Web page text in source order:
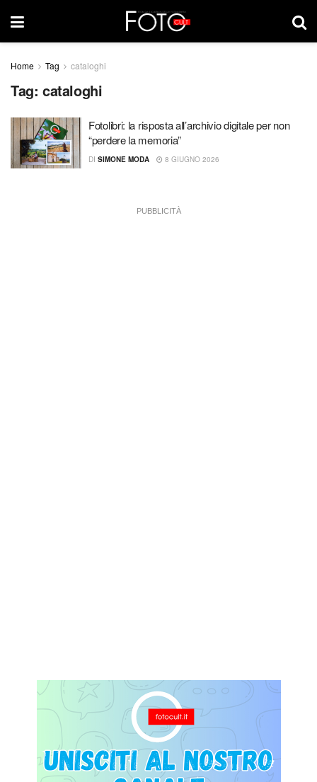
Home Tag cataloghi
Tag: cataloghi
Fotolibri: la risposta all’archivio digitale per non
“perdere la memoria”
DI SIMONE MODA 8 GIUGNO 2026
PUBBLICITÀ